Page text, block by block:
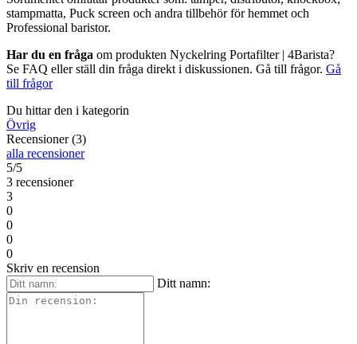
stampmatta, Puck screen och andra tillbehör för hemmet och
Professional baristor.
Har du en fråga om produkten Nyckelring Portafilter | 4Barista?
Se FAQ eller ställ din fråga direkt i diskussionen. Gå till frågor. Gå
till frågor
Du hittar den i kategorin
Övrig
Recensioner (3)
alla recensioner
5/5
3 recensioner
3
0
0
0
0
Skriv en recension
Ditt namn: